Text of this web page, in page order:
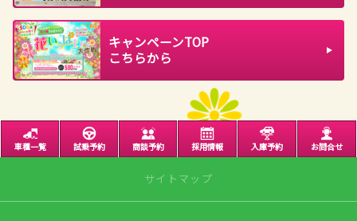
キャンペーンTOP
こちらから
車種一覧 試乗予約 商談予約 採用情報 入庫予約 お問合せ
サイトマップ